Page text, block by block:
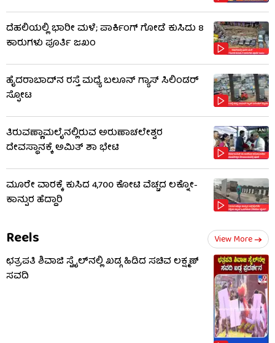
ದೆಹಲಿಯಲ್ಲಿ ಭಾರೀ ಮಳೆ; ಪಾರ್ಕಿಂಗ್ ಗೋಡೆ ಕುಸಿದು 8
ಕಾರುಗಳು ಪೂರ್ತಿ ಜಖಂ
ಹೈದರಾಬಾದ್​ನ ರಸ್ತೆ ಮಧ್ಯೆ ಬಲೂನ್ ಗ್ಯಾಸ್ ಸಿಲಿಂಡರ್
ಸ್ಫೋಟ
ತಿರುವಣ್ಣಾಮಲೈನಲ್ಲಿರುವ ಅರುಣಾಚಲೇಶ್ವರ
ದೇವಸ್ಥಾನಕ್ಕೆ ಅಮಿತ್ ಶಾ ಭೇಟಿ
ಮೂರೇ ವಾರಕ್ಕೆ ಕುಸಿದ 4,700 ಕೋಟಿ ವೆಚ್ಚದ ಲಕ್ನೋ-
ಕಾನ್ಪುರ ಹೆದ್ದಾರಿ
Reels View More
ಛತ್ರಪತಿ ಶಿವಾಜಿ ಸ್ಟೈಲ್​ನಲ್ಲಿ ಖಡ್ಗ ಹಿಡಿದ ಸಚಿವ ಲಕ್ಷ್ಮಣ್
ಸವದಿ